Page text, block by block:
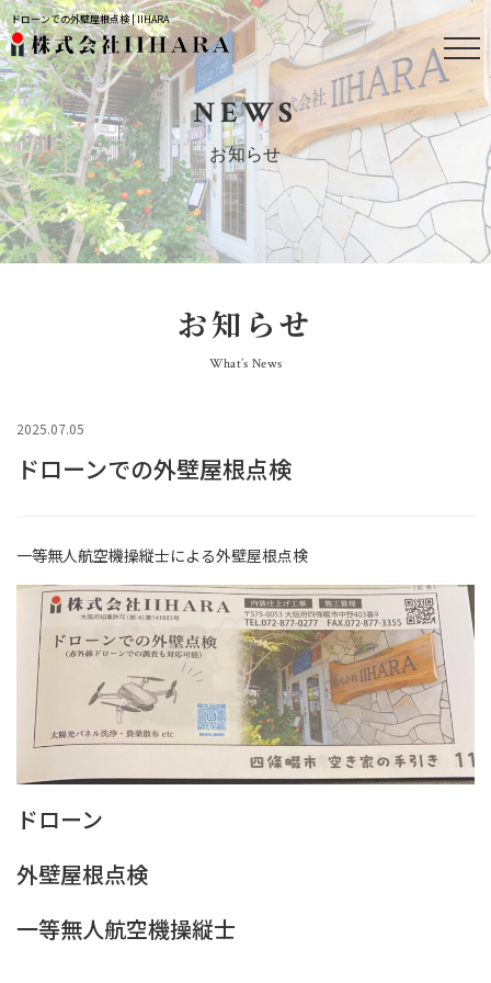
ドローンでの外壁屋根点検 | IIHARA
NEWS
お知らせ
お知らせ
What’s News
2025.07.05
ドローンでの外壁屋根点検
一等無人航空機操縦士による外壁屋根点検
ドローン
外壁屋根点検
一等無人航空機操縦士